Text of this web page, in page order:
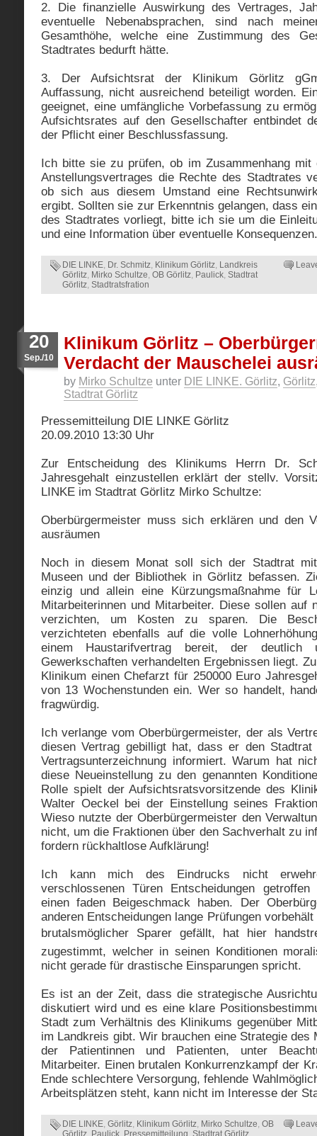
2. Die finanzielle Auswirkung des Vertrages,
eventuelle Nebenabsprachen, sind nach
Gesamthöhe, welche eine Zustimmung des
Stadtrates bedurft hätte.
3. Der Aufsichtsrat der Klinikum Görlitz
Auffassung, nicht ausreichend beteiligt worden.
geeignet, eine umfängliche Vorbefassung zu
Aufsichtsrates auf den Gesellschafter entbindet
der Pflicht einer Beschlussfassung.
Ich bitte sie zu prüfen, ob im Zusammenhang mit
Anstellungsvertrages die Rechte des Stadtrates
ob sich aus diesem Umstand eine
ergibt. Sollten sie zur Erkenntnis gelangen, dass
des Stadtrates vorliegt, bitte ich sie um die
und eine Information über eventuelle Konsequenzen.
DIE LINKE, Dr. Schmitz, Klinikum Görlitz, Landkreis
Görlitz, Mirko Schultze, OB Görlitz, Paulick, Stadtrat
Görlitz, Stadtratsfration
20
Sep./10
Klinikum Görlitz –
Verdacht der Mauschelei
by Mirko Schultze unter DIE LINKE. Görlitz, Görlitz
Stadtrat Görlitz
Pressemitteilung DIE LINKE Görlitz
20.09.2010 13:30 Uhr
Zur Entscheidung des Klinikums Herrn Dr.
Jahresgehalt einzustellen erklärt der stellv.
LINKE im Stadtrat Görlitz Mirko Schultze:
Oberbürgermeister muss sich erklären und den
ausräumen
Noch in diesem Monat soll sich der Stadtrat
Museen und der Bibliothek in Görlitz befassen.
einzig und allein eine Kürzungsmaßnahme für
Mitarbeiterinnen und Mitarbeiter. Diese sollen auf
verzichten, um Kosten zu sparen. Die
verzichteten ebenfalls auf die volle
einem Haustarifvertrag bereit, der
Gewerkschaften verhandelten Ergebnissen liegt.
Klinikum einen Chefarzt für 250000 Euro
von 13 Wochenstunden ein. Wer so handelt,
fragwürdig.
Ich verlange vom Oberbürgermeister, der als
diesen Vertrag gebilligt hat, dass er den
Vertragsunterzeichnung informiert. Warum hat
diese Neueinstellung zu den genannten
Rolle spielt der Aufsichtsratsvorsitzende des
Walter Oeckel bei der Einstellung seines
Wieso nutzte der Oberbürgermeister den
nicht, um die Fraktionen über den Sachverhalt zu
fordern rückhaltlose Aufklärung!
Ich kann mich des Eindrucks nicht
verschlossenen Türen Entscheidungen
einen faden Beigeschmack haben. Der
anderen Entscheidungen lange Prüfungen
brutalsmöglicher Sparer gefällt, hat hier
zugestimmt, welcher in seinen Konditionen
nicht gerade für drastische Einsparungen spricht.
Es ist an der Zeit, dass die strategische
diskutiert wird und es eine klare
Stadt zum Verhältnis des Klinikums gegenüber
im Landkreis gibt. Wir brauchen eine Strategie des
der Patientinnen und Patienten, unter
Mitarbeiter. Einen brutalen Konkurrenzkampf der
Ende schlechtere Versorgung, fehlende
Arbeitsplätzen steht, kann nicht im Interesse der
DIE LINKE, Görlitz, Klinikum Görlitz, Mirko Schultze, OB
Görlitz Paulick Pressemitteilung Stadtrat Görlitz